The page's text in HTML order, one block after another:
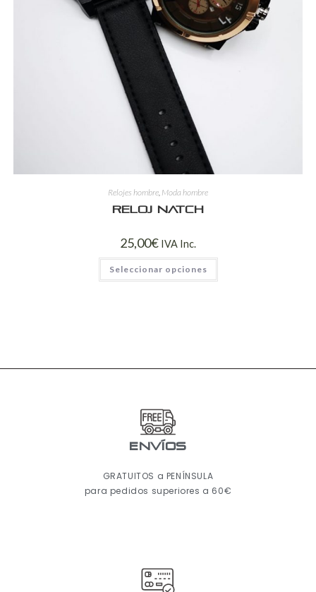
Relojes hombre, Moda hombre
Reloj Natch
25,00€ IVA Inc.
Seleccionar opciones
ENVÍOS
GRATUITOS a PENÍNSULA
para pedidos superiores a 60€